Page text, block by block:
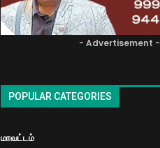
- Advertisement -
POPULAR CATEGORIES
மாவட்டம்